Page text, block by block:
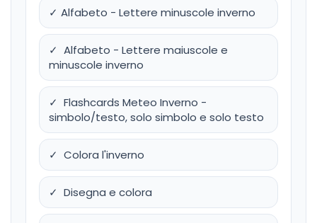
✓ Alfabeto - Lettere minuscole inverno
✓ Alfabeto - Lettere maiuscole e
minuscole inverno
✓ Flashcards Meteo Inverno -
simbolo/testo, solo simbolo e solo testo
✓ Colora l'inverno
✓ Disegna e colora